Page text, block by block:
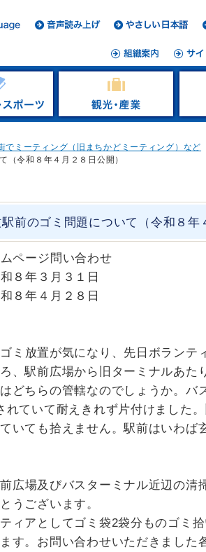
でミーティング（旧まちかどミーティング）など
（令和８年４月２８日公開）
前のゴミ問題について（令和８年
ページ問い合わせ
８年３月３１日
８年４月２８日
ミ放置が気になり、先日ボランテ
、駅前広場から旧ターミナルあた
どちらの管轄なのでしょうか。バ
れていて耐えきれず片付けました
いても拾えません。駅前はいわば
広場及びバスターミナル近辺の清
うございます。
ィアとしてゴミ袋2袋分ものゴミ
す。お問い合わせいただきました